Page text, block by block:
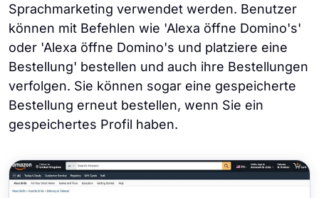
Sprachmarketing verwendet werden. Benutzer
können mit Befehlen wie 'Alexa öffne Domino's'
oder 'Alexa öffne Domino's und platziere eine
Bestellung' bestellen und auch ihre Bestellungen
verfolgen. Sie können sogar eine gespeicherte
Bestellung erneut bestellen, wenn Sie ein
gespeichertes Profil haben.